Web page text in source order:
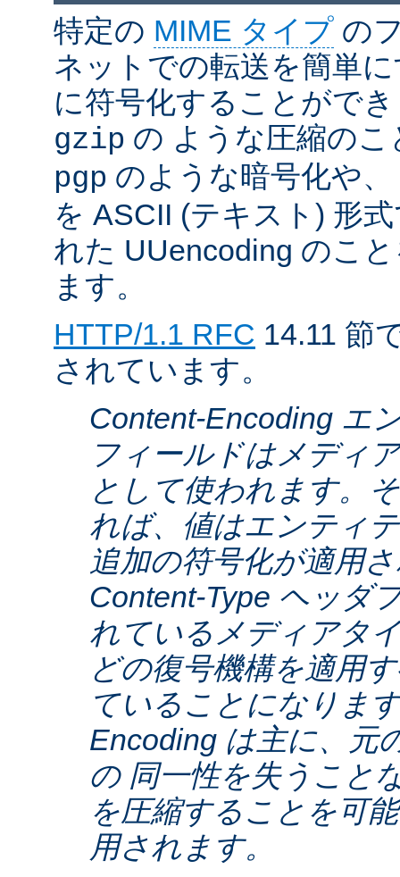
特定の MIME タイプ の
ネットでの転送を簡単
に符号化することがで
gzip の ような圧縮の
pgp のような暗号化や
を ASCII (テキスト) 形
れた UUencoding のこ
ます。
HTTP/1.1 RFC 14.11 節
されています。
Content-Encoding エ
フィールドはメディ
として使われます。
れば、値はエンティ
追加の符号化が適用
Content-Type ヘッダ
れているメディアタ
どの復号機構を適用
ていることになりま
Encoding は主に、元
の 同一性を失うこと
を圧縮することを可
用されます。